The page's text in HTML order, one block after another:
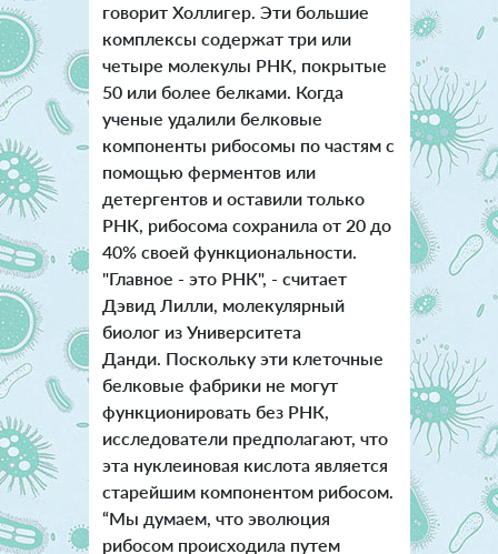
говорит Холлигер. Эти большие
комплексы содержат три или
четыре молекулы РНК, покрытые
50 или более белками. Когда
ученые удалили белковые
компоненты рибосомы по частям с
помощью ферментов или
детергентов и оставили только
РНК, рибосома сохранила от 20 до
40% своей функциональности.
"Главное - это РНК", - считает
Дэвид Лилли, молекулярный
биолог из Университета
Данди. Поскольку эти клеточные
белковые фабрики не могут
функционировать без РНК,
исследователи предполагают, что
эта нуклеиновая кислота является
старейшим компонентом рибосом.
“Мы думаем, что эволюция
рибосом происходила путем